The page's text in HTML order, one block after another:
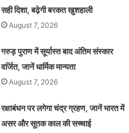
सही दिशा, बढ़ेगी बरकत खुशहाली
August 7, 2026
गरुड़ पुराण में सूर्यास्त बाद अंतिम संस्कार
वर्जित, जानें धार्मिक मान्यता
August 7, 2026
रक्षाबंधन पर लगेगा चंद्र ग्रहण, जानें भारत में
असर और सूतक काल की सच्चाई